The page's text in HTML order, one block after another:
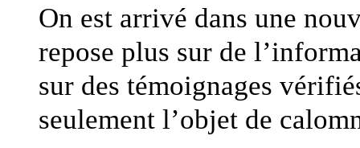
On est arrivé dans une
repose plus sur de
sur des témoignages
seulement l’objet de